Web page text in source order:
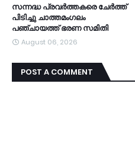
സന്നദ്ധ പ്രവർത്തകരെ ചേർത്ത്
പിടിച്ചു ചാത്തമംഗലം
പഞ്ചായത്ത്‌ ഭരണ സമിതി
August 06, 2026
POST A COMMENT